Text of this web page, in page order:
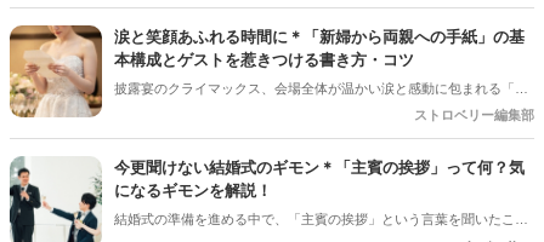
むケースも少なくありません＊ 今回は、台風が近づいているときに二
次会を開催するか判断するポイントや、事前に準備しておきたいこと
をご紹介します＊
涙と笑顔あふれる時間に＊「新婦から両親への手紙」の基
本構成とゲストを惹きつける書き方・コツ
披露宴のクライマックス、会場全体が温かい涙と感動に包まれる「新
婦からご両親への手紙」。結婚式準備の終盤、「何から書き始めれば
レ花嫁さんは本当にたくさんいます。 育ててくれた家族への感謝を伝
える大切な場面だからこそ、心からの想いをまっすぐ届けたいですよ
ね。今回は、読みやすい手紙の基本構成から、ゲストがおいてけぼり
にならないための素敵な工夫まで、詳しくご紹介します◎
ストロベリー編集部
今更聞けない結婚式のギモン＊「主賓の挨拶」って何？気
になるギモンを解説！
結婚式の準備を進める中で、「主賓の挨拶」という言葉を聞いたこと